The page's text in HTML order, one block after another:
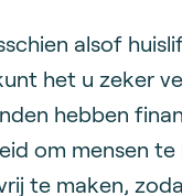
alsof
het u zeker
hebben
om mensen te
te maken,